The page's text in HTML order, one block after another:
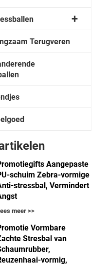
Terugveren
Aangepaste
schuim Zebra-vormige
stressbal, Vermindert
meer >>
Vormbare
Stresbal van
vormig,